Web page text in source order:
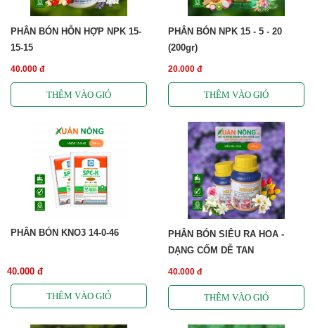
PHÂN BÓN HỖN HỢP NPK 15-
15-15
40.000 đ
PHÂN BÓN NPK 15 - 5 - 20
(200gr)
20.000 đ
PHÂN BÓN KNO3 14-0-46
40.000 đ
PHÂN BÓN SIÊU RA HOA -
DẠNG CỐM DỄ TAN
40.000 đ